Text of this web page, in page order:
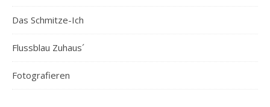
Das Schmitze-Ich
Flussblau Zuhaus´
Fotografieren